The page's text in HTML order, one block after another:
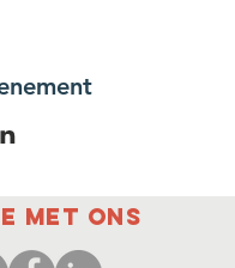
met ons